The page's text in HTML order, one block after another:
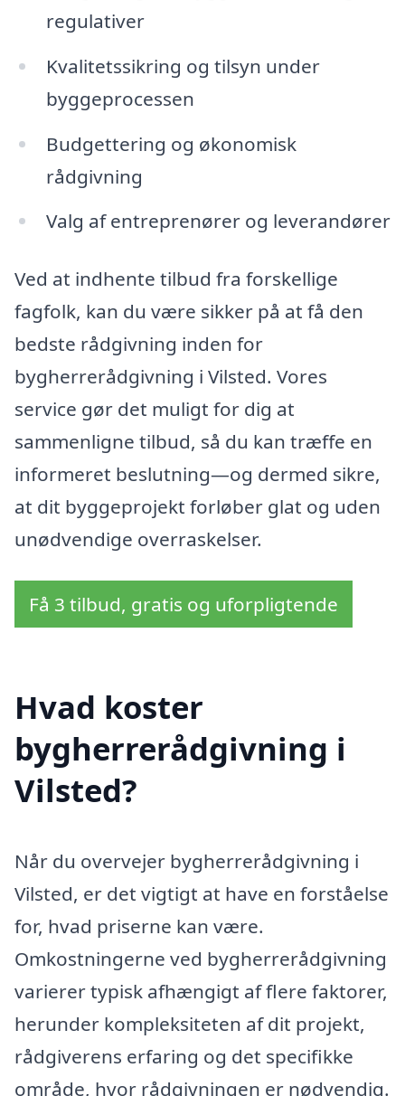
regulativer
Kvalitetssikring og tilsyn under
byggeprocessen
Budgettering og økonomisk
rådgivning
Valg af entreprenører og leverandører
Ved at indhente tilbud fra forskellige
fagfolk, kan du være sikker på at få den
bedste rådgivning inden for
bygherrerådgivning i Vilsted. Vores
service gør det muligt for dig at
sammenligne tilbud, så du kan træffe en
informeret beslutning—og dermed sikre,
at dit byggeprojekt forløber glat og uden
unødvendige overraskelser.
Få 3 tilbud, gratis og uforpligtende
Hvad koster
bygherrerådgivning i
Vilsted?
Når du overvejer bygherrerådgivning i
Vilsted, er det vigtigt at have en forståelse
for, hvad priserne kan være.
Omkostningerne ved bygherrerådgivning
varierer typisk afhængigt af flere faktorer,
herunder kompleksiteten af dit projekt,
rådgiverens erfaring og det specifikke
område, hvor rådgivningen er nødvendig.